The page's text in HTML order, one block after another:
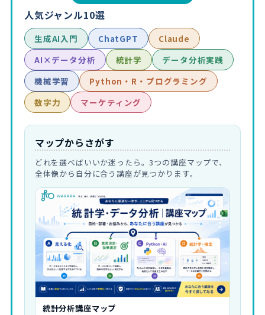
人気ジャンル10選
生成AI入門 ChatGPT
Claude
AI×データ分析
統計学
データ分析実践
機械学習
Python・R・プログラミング
数字力
マーケティング
マップからさがす
どれを選べばいいか迷ったら。3つの講座マップで、
全体像から自分に合う講座が見つかります。
統計分析講座マップ